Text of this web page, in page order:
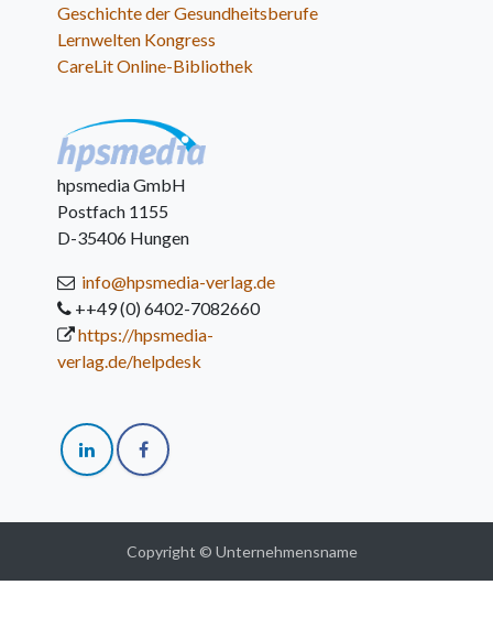
Geschichte der Gesundheitsberufe
Lernwelten Kongress
CareLit Online-Bibliothek
hpsmedia GmbH
Postfach 1155
D-35406 Hungen
info@hpsmedia-verlag.de
++49 (0) 6402-7082660
https://hpsmedia-
verlag.de/helpdesk
Copyright © Unternehmensname